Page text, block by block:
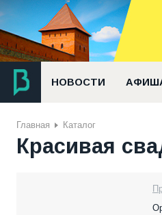
НОВОСТИ
Главная Каталог
Красивая